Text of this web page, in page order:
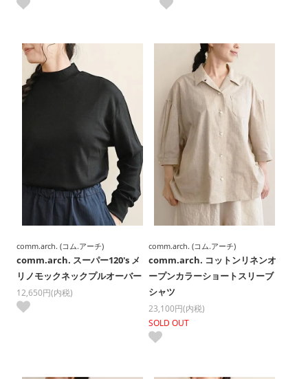
comm.arch. (コム.アーチ)
comm.arch. スーパー120's メ
リノモックネックプルオーバー
12,650円(内税)
comm.arch. (コム.アーチ)
comm.arch. コットンリネンオ
ープンカラーショートスリーブ
シャツ
23,100円(内税)
SOLD OUT